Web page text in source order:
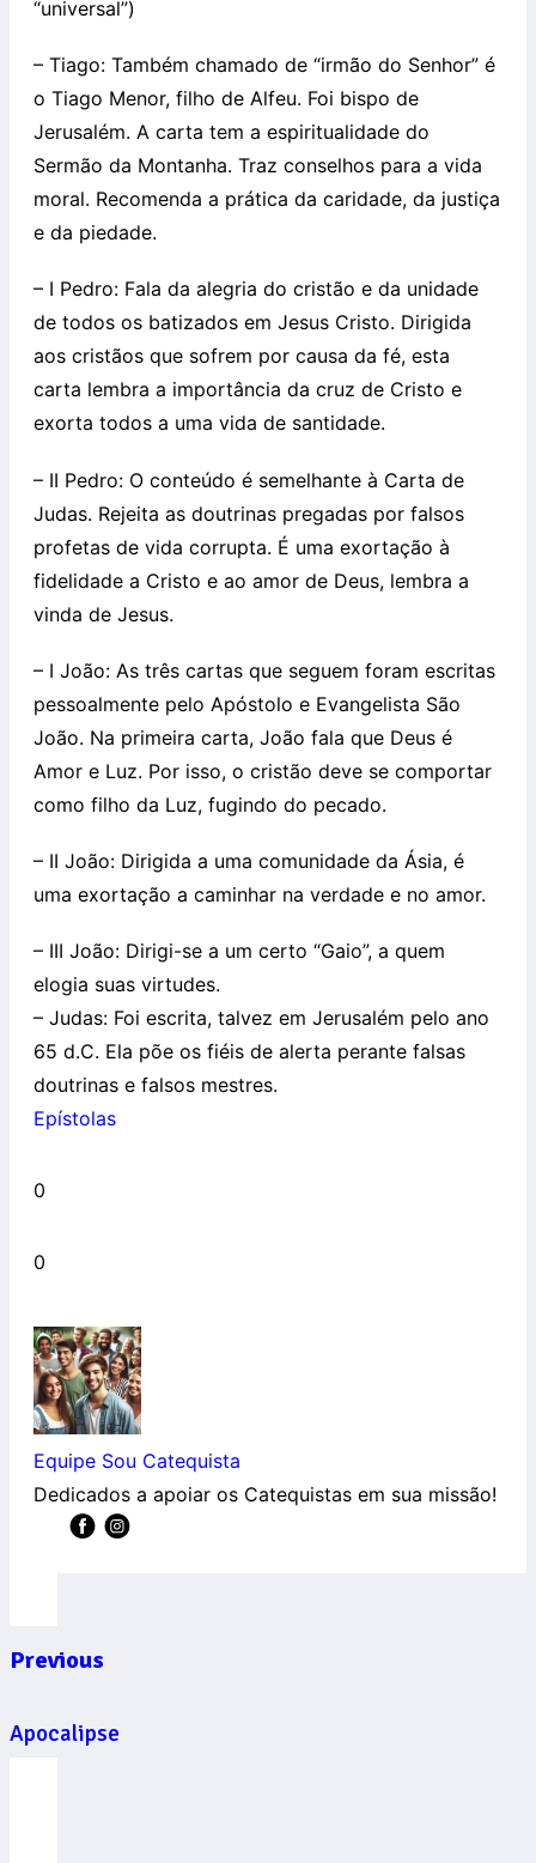
“universal”)
– Tiago: Também chamado de “irmão do Senhor” é
o Tiago Menor, filho de Alfeu. Foi bispo de
Jerusalém. A carta tem a espiritualidade do
Sermão da Montanha. Traz conselhos para a vida
moral. Recomenda a prática da caridade, da justiça
e da piedade.
– I Pedro: Fala da alegria do cristão e da unidade
de todos os batizados em Jesus Cristo. Dirigida
aos cristãos que sofrem por causa da fé, esta
carta lembra a importância da cruz de Cristo e
exorta todos a uma vida de santidade.
– II Pedro: O conteúdo é semelhante à Carta de
Judas. Rejeita as doutrinas pregadas por falsos
profetas de vida corrupta. É uma exortação à
fidelidade a Cristo e ao amor de Deus, lembra a
vinda de Jesus.
– I João: As três cartas que seguem foram escritas
pessoalmente pelo Apóstolo e Evangelista São
João. Na primeira carta, João fala que Deus é
Amor e Luz. Por isso, o cristão deve se comportar
como filho da Luz, fugindo do pecado.
– II João: Dirigida a uma comunidade da Ásia, é
uma exortação a caminhar na verdade e no amor.
– III João: Dirigi-se a um certo “Gaio”, a quem
elogia suas virtudes.
– Judas: Foi escrita, talvez em Jerusalém pelo ano
65 d.C. Ela põe os fiéis de alerta perante falsas
doutrinas e falsos mestres.
Epístolas
0
0
Equipe Sou Catequista
Dedicados a apoiar os Catequistas em sua missão!
Previous
Apocalipse